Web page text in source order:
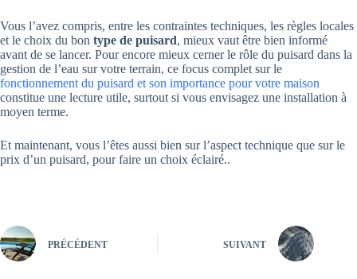
Vous l’avez compris, entre les contraintes techniques, les règles locales
et le choix du bon type de puisard, mieux vaut être bien informé
avant de se lancer. Pour encore mieux cerner le rôle du puisard dans la
gestion de l’eau sur votre terrain, ce focus complet sur le
fonctionnement du puisard et son importance pour votre maison
constitue une lecture utile, surtout si vous envisagez une installation à
moyen terme.
Et maintenant, vous l’êtes aussi bien sur l’aspect technique que sur le
prix d’un puisard, pour faire un choix éclairé..
PRÉCÉDENT SUIVANT